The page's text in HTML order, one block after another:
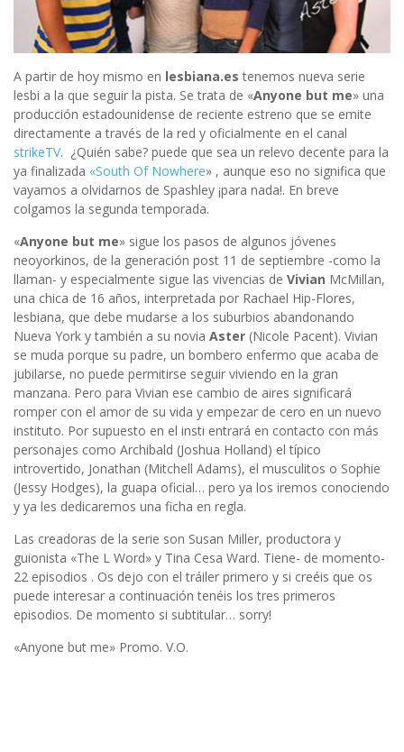
A partir de hoy mismo en lesbiana.estenemos nueva serie
lesbi a la que seguir la pista. Se trata de «Anyone but me» una
producción estadounidense de reciente estreno que se emite
directamente a través de la red y oficialmente en el canal
strikeTV. ¿Quién sabe? puede que sea un relevo decente para la
ya finalizada «South Of Nowhere» , aunque eso no significa que
vayamos a olvidarnos de Spashley ¡para nada!. En breve
colgamos la segunda temporada.
«Anyone but me» sigue los pasos de algunos jóvenes
neoyorkinos, de la generación post 11 de septiembre -como la
llaman- y especialmente sigue las vivencias de Vivian McMillan,
una chica de 16 años, interpretada por Rachael Hip-Flores,
lesbiana, que debe mudarse a los suburbios abandonando
Nueva York y también a su novia Aster (Nicole Pacent). Vivian
se muda porque su padre, un bombero enfermo que acaba de
jubilarse, no puede permitirse seguir viviendo en la gran
manzana. Pero para Vivian ese cambio de aires significará
romper con el amor de su vida y empezar de cero en un nuevo
instituto. Por supuesto en el insti entrará en contacto con más
personajes como Archibald (Joshua Holland) el típico
introvertido, Jonathan (Mitchell Adams), el musculitos o Sophie
(Jessy Hodges), la guapa oficial… pero ya los iremos conociendo
y ya les dedicaremos una ficha en regla.
Las creadoras de la serie son Susan Miller, productora y
guionista «The L Word» y Tina Cesa Ward. Tiene- de momento-
22 episodios . Os dejo con el tráiler primero y si creéis que os
puede interesar a continuación tenéis los tres primeros
episodios. De momento si subtitular… sorry!
«Anyone but me» Promo. V.O.